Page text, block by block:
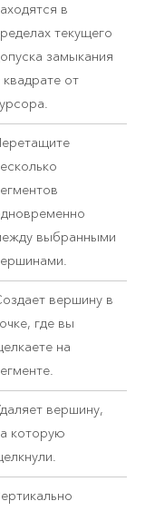
в
текущего
замыкания
квадрате от
выбранными
вершину в
где вы
на
вершину,
которую